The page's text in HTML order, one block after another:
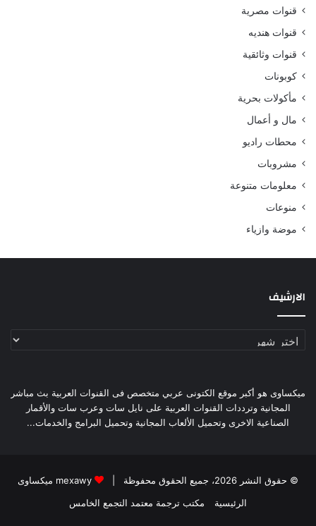
قنوات مصرية
قنوات هنديه
قنوات وثائقية
كوبونات
مأكولات بحرية
مال و أعمال
محطات راديو
مشروبات
معلومات متنوعة
منوعات
موضة وازياء
الارشيف
الارشيف
ميكساوى هو أكبر موقع الكتونى عربي متخصص فى القنوات العربية بث مباشر
المجانية وترددات القنوات العربية على نايل سات وعرب سات والأقمار
الصناعية الاخرى وتحميل الألعاب المجانية وتحميل البرامج والخدمات...
© حقوق النشر 2026، جميع الحقوق محفوظة |
mexawy ميكساوى
الرئيسية
مكتب ترجمة معتمد التجمع الخامس